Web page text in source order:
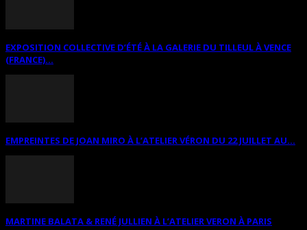
EXPOSITION COLLECTIVE D’ÉTÉ À LA GALERIE DU TILLEUL À VENCE
(FRANCE)...
EMPREINTES DE JOAN MIRO À L’ATELIER VÉRON DU 22 JUILLET AU...
MARTINE BALATA & RENÉ JULLIEN À L’ATELIER VERON À PARIS